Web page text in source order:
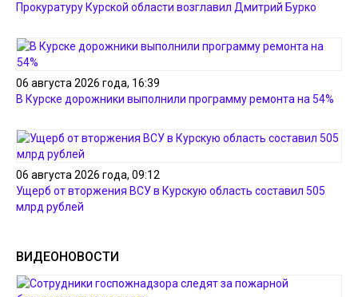
Прокуратуру Курской области возглавил Дмитрий Бурко
06 августа 2026 года, 16:39
В Курске дорожники выполнили программу ремонта на 54%
06 августа 2026 года, 09:12
Ущерб от вторжения ВСУ в Курскую область составил 505
млрд рублей
ВИДЕОНОВОСТИ